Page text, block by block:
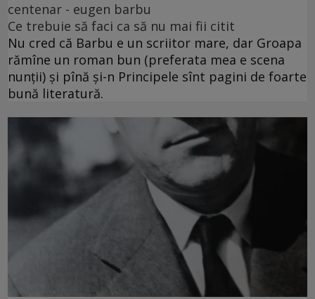
centenar - eugen barbu
Ce trebuie să faci ca să nu mai fii citit
Nu cred că Barbu e un scriitor mare, dar Groapa
rămîne un roman bun (preferata mea e scena
nunții) și pînă și-n Principele sînt pagini de foarte
bună literatură.